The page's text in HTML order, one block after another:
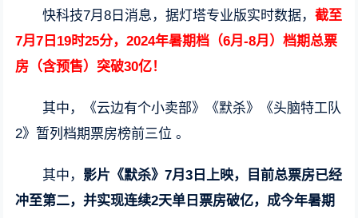
快科技7月8日消息，据灯塔专业版实时数据，截至
7月7日19时25分，2024年暑期档（6月-8月）档期总票
房（含预售）突破30亿！
其中，《云边有个小卖部》《默杀》《头脑特工队
2》暂列档期票房榜前三位 。
其中， 影片《默杀》7月3日上映，目前总票房已经
冲至第二，并实现连续2天单日票房破亿，成今年暑期